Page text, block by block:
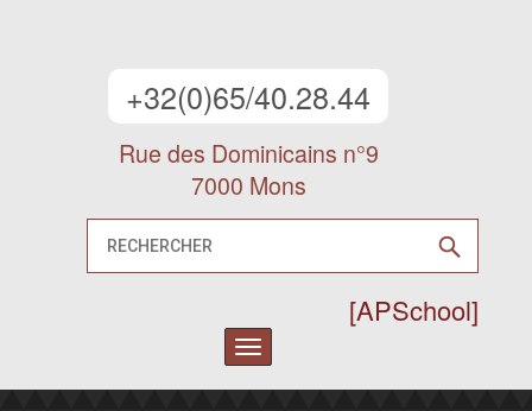
+32(0)65/40.28.44
Rue des Dominicains n°9
7000 Mons
[APSchool]
Toggle
navigation